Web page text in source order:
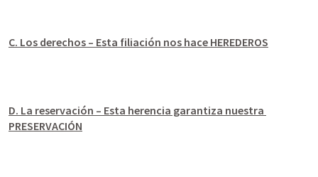
C. Los derechos – Esta filiación nos hace HEREDEROS
D. La reservación – Esta herencia garantiza nuestra
PRESERVACIÓN